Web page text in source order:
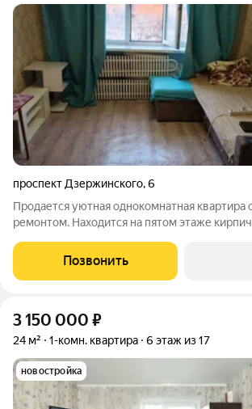
проспект Дзержинского,6
Продается уютная однокомнатная квартира
ремонтом. Находится на пятом этаже
В квартире совмещенный санузел, что
дополнительное удобство. Кухня
Позвонить
3 150 000 ₽
24 м² 1-комн. квартира 6 этаж из 17
новостройка